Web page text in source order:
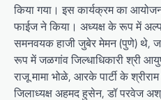
किया गया। इस कार्यक्रम का
फाईज ने किया। अध्यक्ष के रूप में
समनवयक हाजी जुबेर मेमन (पुणे) थे,
रूप में जळगांव जिल्धाधिकारी श्री
राजू मामा भोळे, आरके पार्टी के
जिलाध्यक्ष अहमद हुसेन, डॉ परवेज